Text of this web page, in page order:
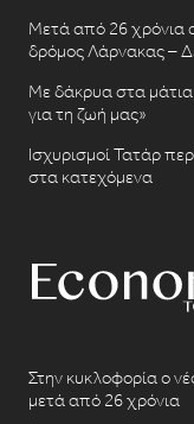
Μετά από 26 χρόνια
δρόμος Λάρνακας –
Με δάκρυα στα μάτια
για τη ζωή μας»
Ισχυρισμοί Τατάρ
στα κατεχόμενα
Στην κυκλοφορία ο
μετά από 26 χρόνια